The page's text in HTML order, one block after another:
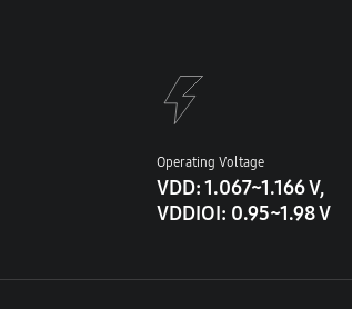
Operating Voltage
VDD: 1.067~1.166 V,
VDDIOI: 0.95~1.98 V